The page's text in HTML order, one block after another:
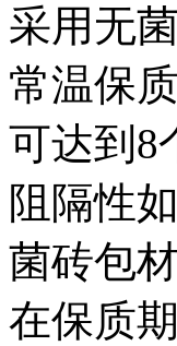
采用无
常温保
可达到8
阻隔性
菌砖包
在保质